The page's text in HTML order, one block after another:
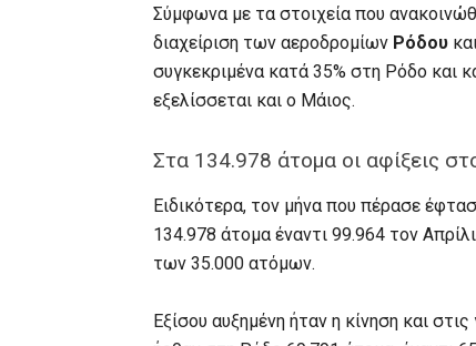
Σύμφωνα με τα στοιχεία που
διαχείριση των αεροδρομίων Ρόδου
συγκεκριμένα κατά 35% στη Ρόδο και
εξελίσσεται και ο Μάιος.
Στα 134.978 άτομα οι αφίξεις
Ειδικότερα, τον μήνα που πέρασε
134.978 άτομα έναντι 99.964 τον
των 35.000 ατόμων.
Εξίσου αυξημένη ήταν η κίνηση και